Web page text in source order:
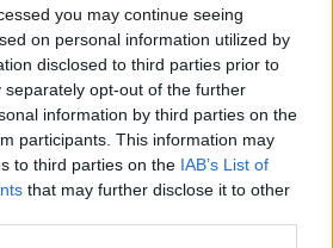
you may continue seeing
on personal information utilized by
disclosed to third parties prior to
separately opt-out of the further
information by third parties on the
participants. This information may
to third parties on the IAB’s List of
that may further disclose it to other
fenomenale pilota, si è
eterno”
della clinica mobile della MotoGp a
16 Nov 2021